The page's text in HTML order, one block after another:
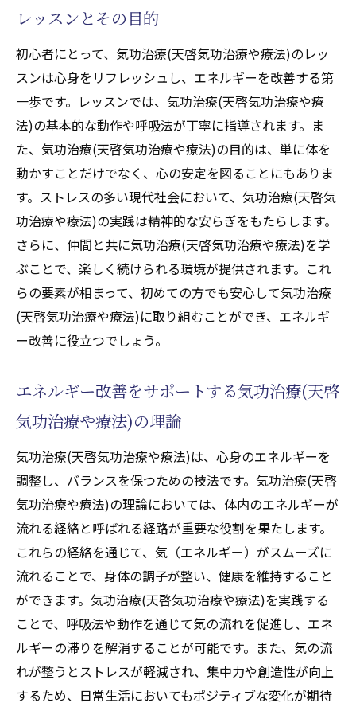
レッスンとその目的
初心者にとって、気功治療(天啓気功治療や療法)のレッ
スンは心身をリフレッシュし、エネルギーを改善する第
一歩です。レッスンでは、気功治療(天啓気功治療や療
法)の基本的な動作や呼吸法が丁寧に指導されます。ま
た、気功治療(天啓気功治療や療法)の目的は、単に体を
動かすことだけでなく、心の安定を図ることにもありま
す。ストレスの多い現代社会において、気功治療(天啓気
功治療や療法)の実践は精神的な安らぎをもたらします。
さらに、仲間と共に気功治療(天啓気功治療や療法)を学
ぶことで、楽しく続けられる環境が提供されます。これ
らの要素が相まって、初めての方でも安心して気功治療
(天啓気功治療や療法)に取り組むことができ、エネルギ
ー改善に役立つでしょう。
エネルギー改善をサポートする気功治療(天啓
気功治療や療法)の理論
気功治療(天啓気功治療や療法)は、心身のエネルギーを
調整し、バランスを保つための技法です。気功治療(天啓
気功治療や療法)の理論においては、体内のエネルギーが
流れる経絡と呼ばれる経路が重要な役割を果たします。
これらの経絡を通じて、気（エネルギー）がスムーズに
流れることで、身体の調子が整い、健康を維持すること
ができます。気功治療(天啓気功治療や療法)を実践する
ことで、呼吸法や動作を通じて気の流れを促進し、エネ
ルギーの滞りを解消することが可能です。また、気の流
れが整うとストレスが軽減され、集中力や創造性が向上
するため、日常生活においてもポジティブな変化が期待